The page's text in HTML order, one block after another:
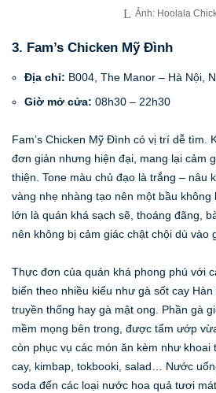
Ảnh: Hoolala
3. Fam’s Chicken Mỹ Đình
Địa chỉ: B004, The Manor – Hà Nội,
Giờ mở cửa: 08h30 – 22h30
Fam’s Chicken Mỹ Đình có vị trí dễ tìm.
đơn giản nhưng hiện đại, mang lại cảm
thiện. Tone màu chủ đạo là trắng – nâu
vàng nhẹ nhàng tạo nên một bầu
lớn là quán khá sạch sẽ, thoáng đãng,
nên không bị cảm giác chật chội dù vào
Thực đơn của quán khá phong phú với
biến theo nhiều kiểu như gà sốt cay
truyền thống hay gà mật ong. Phần gà
mềm mọng bên trong, được tẩm ướp
còn phục vụ các món ăn kèm như khoai
cay, kimbap, tokbooki, salad… Nước
soda đến các loại nước hoa quả tươi mát.